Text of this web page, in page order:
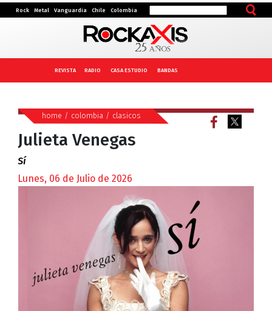
Rock Metal Vanguardia Chile Colombia
REVISTA RADIO CASA ESTUDIO BANDAS
home / colombia / clasicos
Julieta Venegas
Sí
Lunes, 06 de Julio de 2026